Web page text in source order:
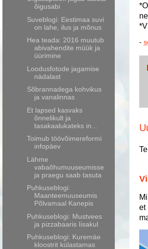
-
et
õigusabi
Suveblogi: Eestimaa suvi
on lahe, ilus ja mõnus
Hea teada: 2016 muutub
abivahendite müük ja
üürimine
Loodusfotode jagamise
nädalast
Sõbrannadega kohvikus
ja vanalinnas
Et lapsed kasvaks
õnnelikult ja
tasakaalukateks in...
Toimub töövõimereformi
infopäev
Lähme
vabaõhumuuseumisse
ja praegu saab tasuta
Puhkuseblogi:
Maanteemuuseumis
Põlvamaal Kanepis
Puhkuseblogi: Mustvees
ja pizzabaaris Iisakul
Puhkuseblogi: Kuremäe
kloostrit külastamas